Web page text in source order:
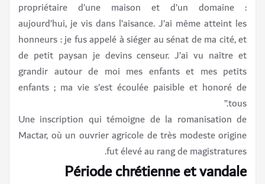
propriétaire d’une maison et d’un domaine :
aujourd’hui, je vis dans l’aisance. J’ai même atteint les
honneurs : je fus appelé à siéger au sénat de ma cité, et
de petit paysan je devins censeur. J’ai vu naître et
grandir autour de moi mes enfants et mes petits
enfants ; ma vie s’est écoulée paisible et honoré de
tous.”
Une inscription qui témoigne de la romanisation de
Mactar, où un ouvrier agricole de très modeste origine
fut élevé au rang de magistratures.
Période chrétienne et vandale